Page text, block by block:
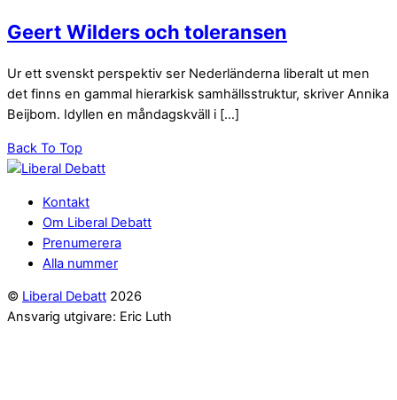
Geert Wilders och toleransen
Ur ett svenskt perspektiv ser Nederländerna liberalt ut men
det finns en gammal hierarkisk samhällsstruktur, skriver Annika
Beijbom. Idyllen en måndagskväll i […]
Back To Top
Kontakt
Om Liberal Debatt
Prenumerera
Alla nummer
© Liberal Debatt 2026
Ansvarig utgivare: Eric Luth